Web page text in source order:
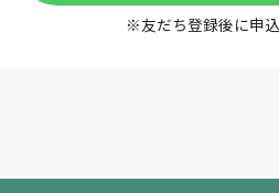
※友だち登録後に申